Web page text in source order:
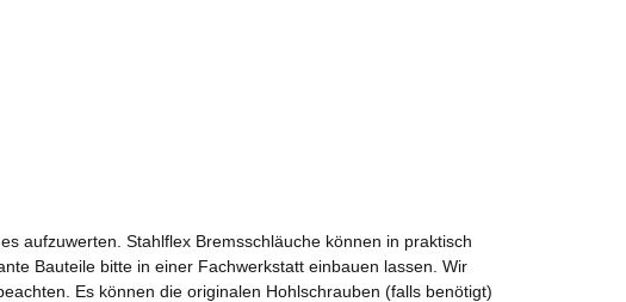
aufzuwerten. Stahlflex Bremsschläuche können in praktisch
Bauteile bitte in einer Fachwerkstatt einbauen lassen. Wir
Es können die originalen Hohlschrauben (falls benötigt)